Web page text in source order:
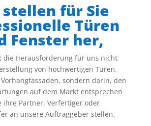
für Sie
Türen
Fenster her,
die Herausforderung für uns nicht
von hochwertigen Türen,
sondern darin, den
auf dem Markt entsprechen
ihre Partner, Verfertiger oder
an unsere Auftraggeber stellen.